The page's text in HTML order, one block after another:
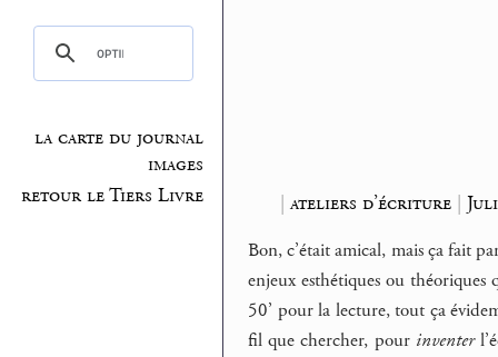
la carte du journal
images
retour le Tiers Livre
|ateliers d’écriture|
Bon, c’était amical, mais ça fait
enjeux esthétiques ou
50’ pour la lecture, tout ça
fil que chercher, pour inventer